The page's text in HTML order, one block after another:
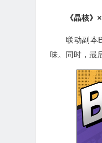
《晶核
联动副本
味。同时，最